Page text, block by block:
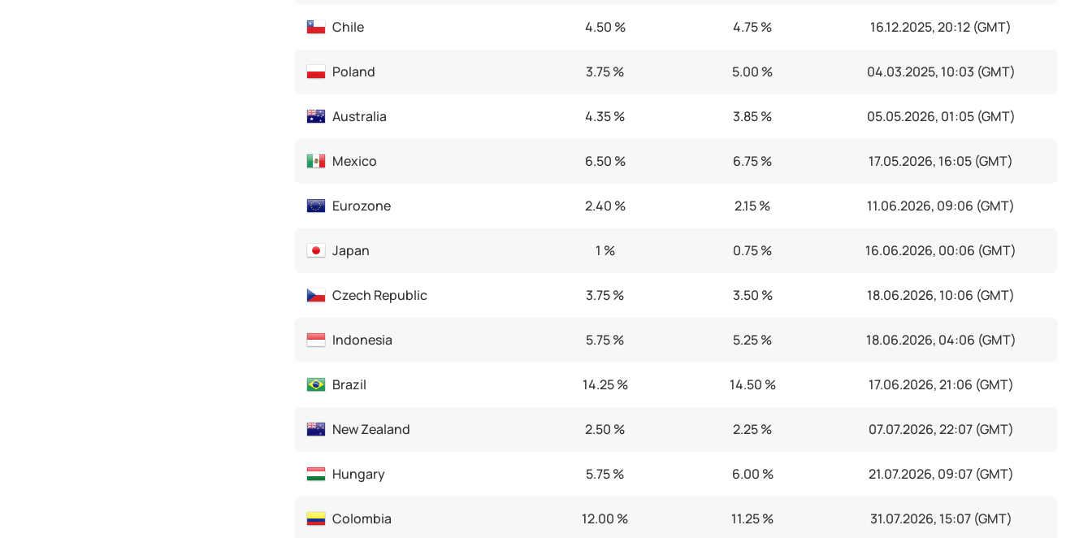
Chile 4.50 % 4.75 % 16.12.2025, 20:12 (GMT)
Poland 3.75 % 5.00 % 04.03.2025, 10:03 (GMT)
Australia 4.35 % 3.85 % 05.05.2026, 01:05 (GMT)
Mexico 6.50 % 6.75 % 17.05.2026, 16:05 (GMT)
Eurozone 2.40 % 2.15 % 11.06.2026, 09:06 (GMT)
Japan 1 % 0.75 % 16.06.2026, 00:06 (GMT)
Czech Republic 3.75 % 3.50 % 18.06.2026, 10:06 (GMT)
Indonesia 5.75 % 5.25 % 18.06.2026, 04:06 (GMT)
Brazil 14.25 % 14.50 % 17.06.2026, 21:06 (GMT)
New Zealand 2.50 % 2.25 % 07.07.2026, 22:07 (GMT)
Hungary 5.75 % 6.00 % 21.07.2026, 09:07 (GMT)
Colombia 12.00 % 11.25 % 31.07.2026, 15:07 (GMT)